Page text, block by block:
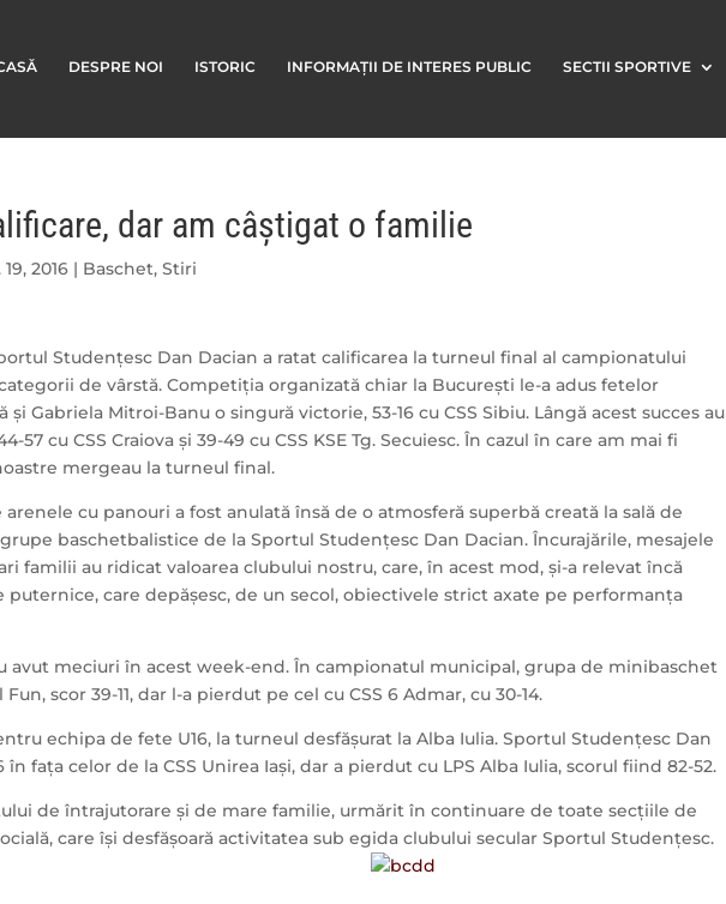
DESPRE NOI ISTORIC INFORMAȚII DE INTERES PUBLIC SECTII SPORTIVE
dar am câștigat o familie
2016 | Baschet,Stiri
Studențesc Dan Dacian a ratat calificarea la turneul final al campionatului
de vârstă. Competiția organizată chiar la București le-a adus fetelor
Gabriela Mitroi-Banu o singură victorie, 53-16 cu CSS Sibiu. Lângă acest succes au
57 cu CSS Craiova și 39-49 cu CSS KSE Tg. Secuiesc. În cazul în care am mai fi
mergeau la turneul final.
cu panouri a fost anulată însă de o atmosferă superbă creată la sală de
baschetbalistice de la Sportul Studențesc Dan Dacian. Încurajările, mesajele
familii au ridicat valoarea clubului nostru, care, în acest mod, și-a relevat încă
puternice, care depășesc, de un secol, obiectivele strict axate pe performanța
avut meciuri în acest week-end. În campionatul municipal, grupa de minibaschet
scor 39-11, dar l-a pierdut pe cel cu CSS 6 Admar, cu 30-14.
echipa de fete U16, la turneul desfășurat la Alba Iulia. Sportul Studențesc Dan
în fața celor de la CSS Unirea Iași, dar a pierdut cu LPS Alba Iulia, scorul fiind 82-52.
de întrajutorare și de mare familie, urmărit în continuare de toate secțiile de
care își desfășoară activitatea sub egida clubului secular Sportul Studențesc.